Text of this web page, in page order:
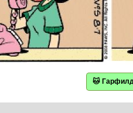
🐱 Гарфилд